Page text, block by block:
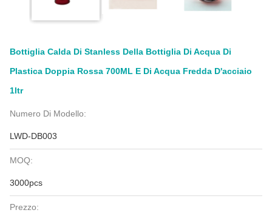
Bottiglia Calda Di Stanless Della Bottiglia Di Acqua Di
Plastica Doppia Rossa 700ML E Di Acqua Fredda D'acciaio
1ltr
Numero Di Modello:
LWD-DB003
MOQ:
3000pcs
Prezzo: